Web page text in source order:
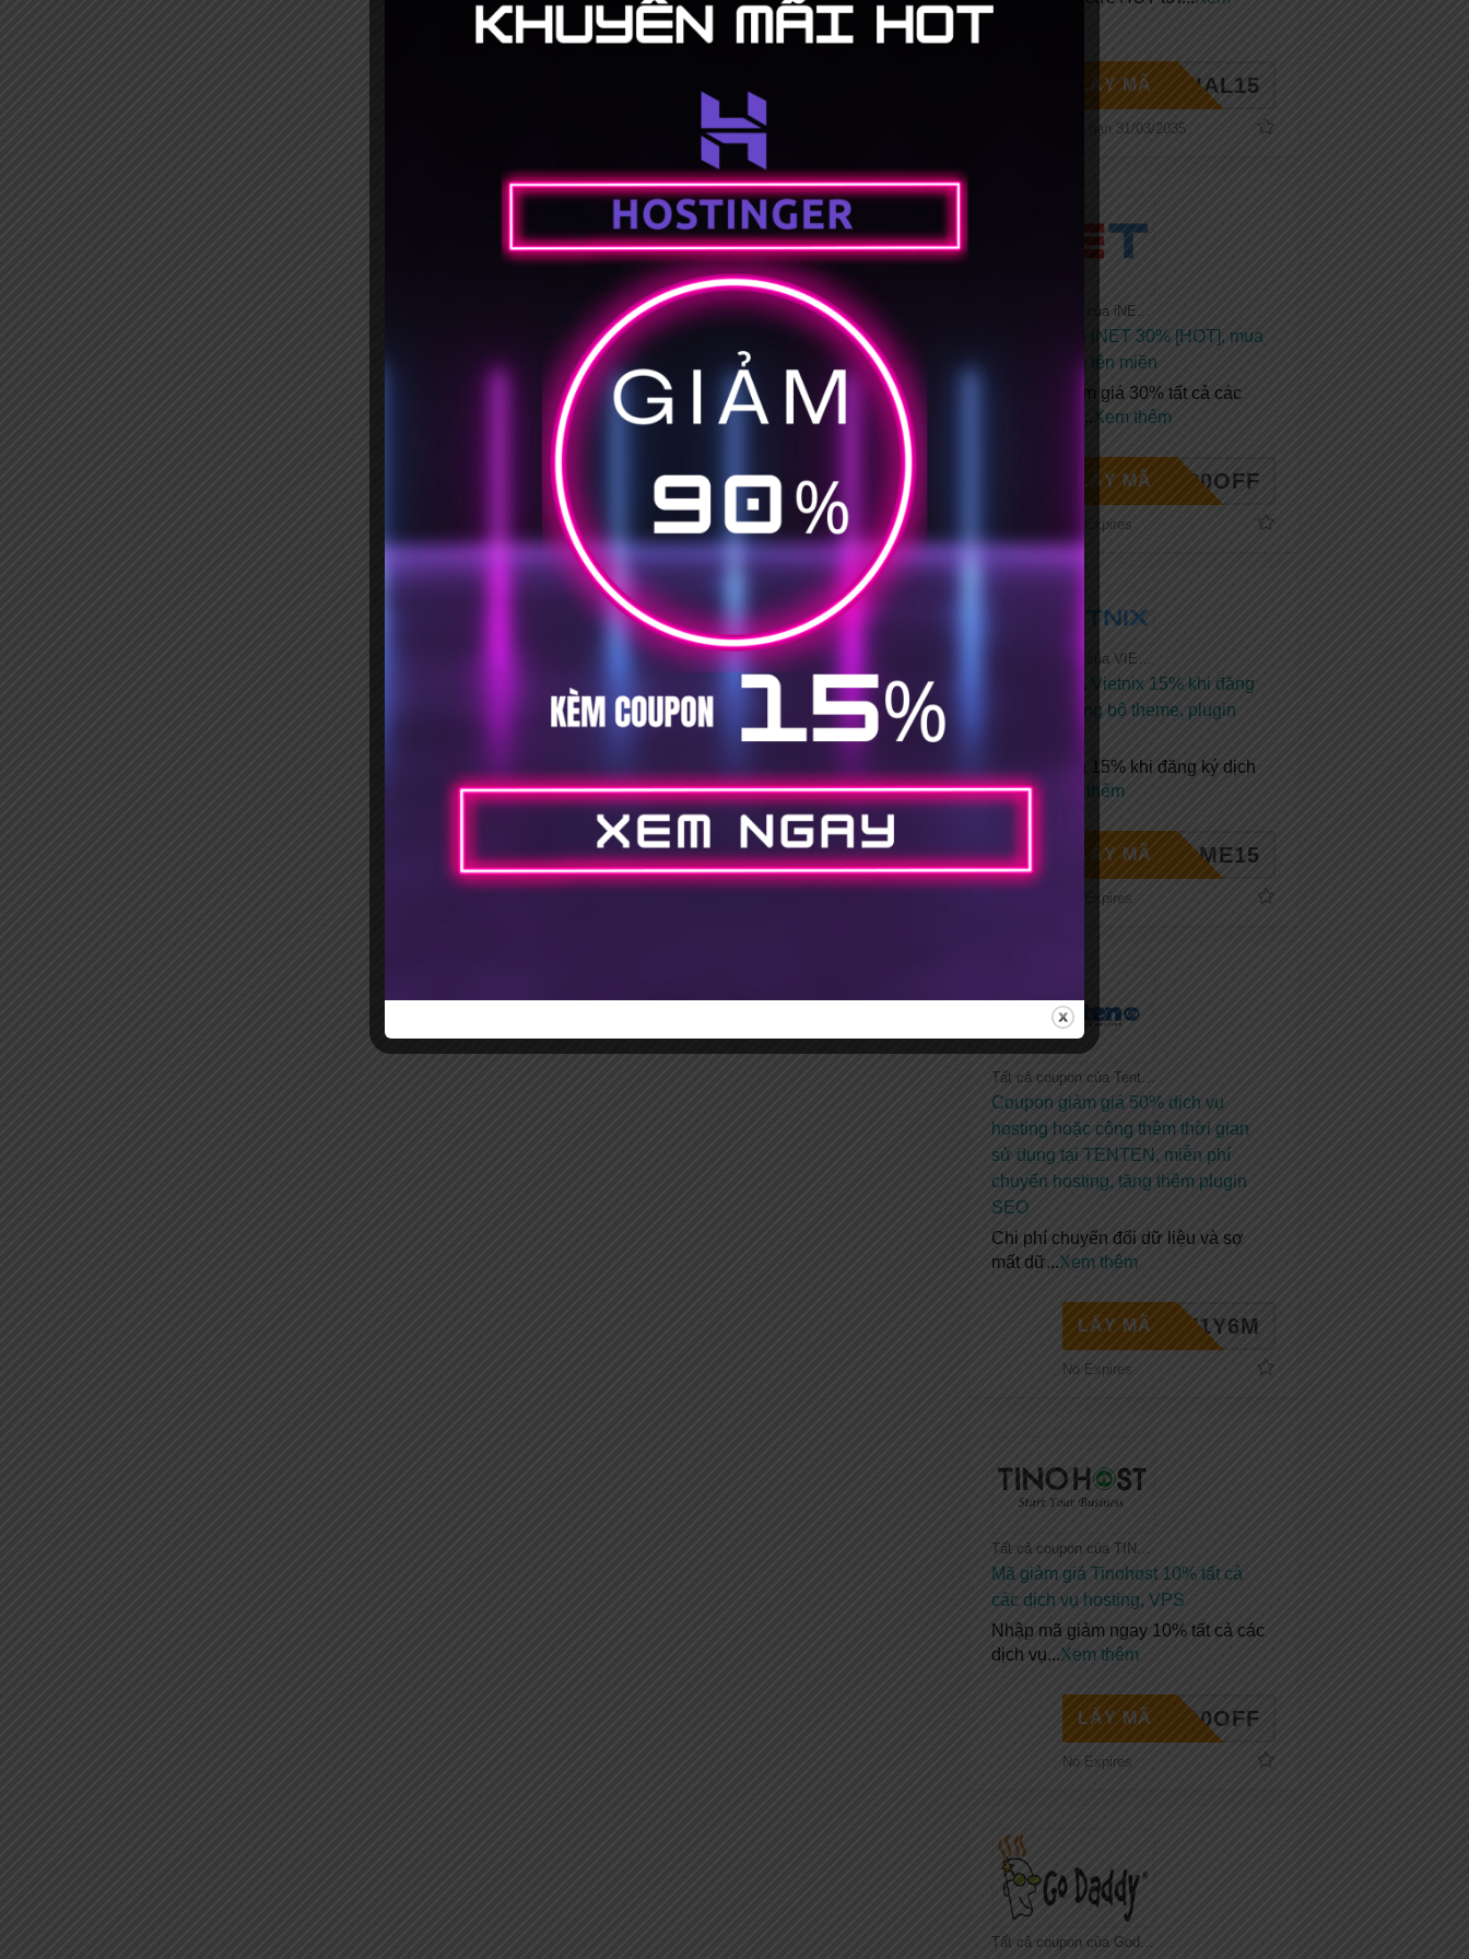
PECIAL15
LẤY MÃ
Hết hạn 31/03/2035
Tất cả coupon của iNET
Mã giảm giá iNET 30% [HOT], mua
hosting tặng tên miền
Coupon giảm giá 30% tất cả các
... Xem thêm
NET30OFF
LẤY MÃ
No Expires
Mã giảm giá Vietnix 15% khi đăng
ký mới + Tặng bộ theme, plugin
Mã giảm giá 15% khi đăng ký dịch
vụ tại... Xem thêm
ELCOME15
LẤY MÃ
No Expires
Tất cả coupon của Tenten
Coupon giảm giá 50% dịch vụ
hosting hoặc cộng thêm thời gian
sử dụng tại TENTEN, miễn phí
chuyển hosting, tặng thêm plugin
SEO
Chi phí chuyển đổi dữ liệu và sợ
mất dữ...Xem thêm
HE1Y6M
LẤY MÃ
No Expires
Tất cả coupon của TINOHOST
Mã giảm giá Tinohost 10% tất cả
các dịch vụ hosting, VPS
Nhập mã giảm ngay 10% tất cả các
dịch vụ...Xem thêm
INO10OFF
LẤY MÃ
No Expires